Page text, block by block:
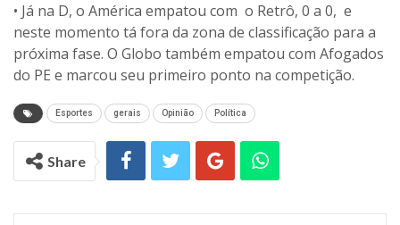
• Já na D, o América empatou com o Retrô, 0 a 0, e
neste momento tá fora da zona de classificação para a
próxima fase. O Globo também empatou com Afogados
do PE e marcou seu primeiro ponto na competição.
Esportes gerais Opinião Política
Share